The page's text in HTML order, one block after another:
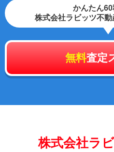
かんたん60
株式会社ラビッツ不
無料査定
株式会社ラ